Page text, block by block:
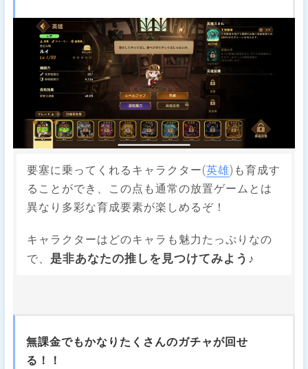
要塞に乗ってくれるキャラクター(英雄)も育成す
ることができ、この点も通常の放置ゲームとは
異なり多彩な育成要素が楽しめるぞ！
キャラクターはどのキャラも魅力たっぷりなの
で、 是非あなたの推しを見つけてみよう♪
無課金でもかなりたくさんのガチャが回せ
る！！